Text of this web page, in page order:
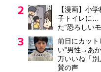
【漫画】小
子トイレに…
た“恐ろしい
前日にカッ
い”男性→あ
万いいね「別
賛の声